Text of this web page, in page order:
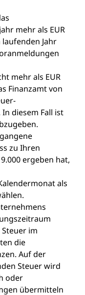
mehr als EUR
Jahr
mehr als EUR
Finanzamt von
diesem Fall ist
zu Ihren
ergeben hat,
als
im
die
Auf der
Steuer wird
oder
übermitteln